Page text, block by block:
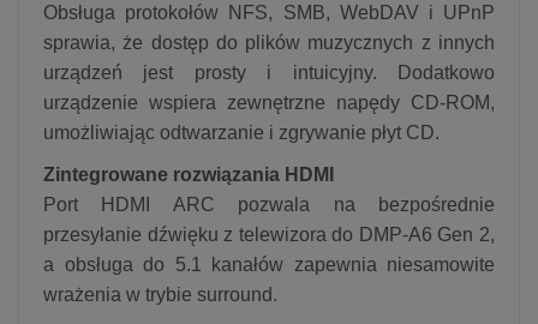
Obsługa protokołów NFS, SMB, WebDAV i UPnP
sprawia, że dostęp do plików muzycznych z innych
urządzeń jest prosty i intuicyjny. Dodatkowo
urządzenie wspiera zewnętrzne napędy CD-ROM,
umożliwiając odtwarzanie i zgrywanie płyt CD.
Zintegrowane rozwiązania HDMI
Port HDMI ARC pozwala na bezpośrednie
przesyłanie dźwięku z telewizora do DMP-A6 Gen 2,
a obsługa do 5.1 kanałów zapewnia niesamowite
wrażenia w trybie surround.